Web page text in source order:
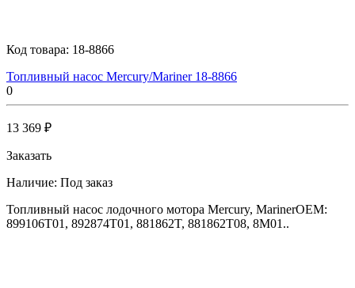
Код товара: 18-8866
Топливный насос Mercury/Mariner 18-8866
0
13 369 ₽
Заказать
Наличие: Под заказ
Топливный насос лодочного мотора Mercury, MarinerOEM:
899106T01, 892874T01, 881862T, 881862T08, 8M01..